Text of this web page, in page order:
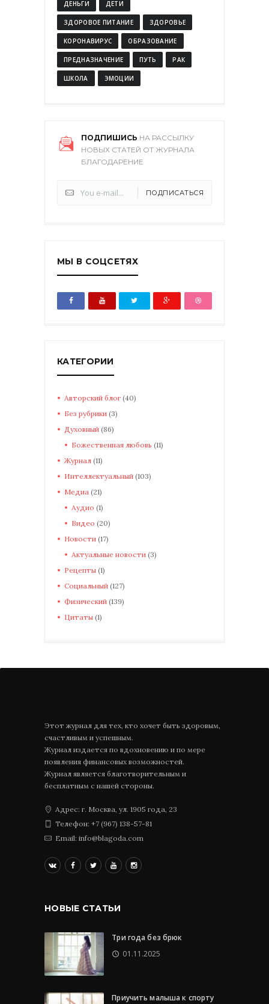
ДЕНЬГИ ДЕТИ
ЗДОРОВОЕ ПИТАНИЕ ЗДОРОВЬЕ
КОРОНАВИРУС ОБРАЗОВАНИЕ
ПРЕДНАЗНАЧЕНИЕ ПУТЬ РАК
ШКОЛА ЭМОЦИИ
ПОДПИШИСЬ НА РАССЫЛКУ
НОВЫХ СТАТЕЙ ОТ ЖУРНАЛА
БЛАГОДАРЕНИЕ
ПОДПИСАТЬСЯ
МЫ В СОЦСЕТЯХ
КАТЕГОРИИ
Авторский блог (40)
Без рубрики (3)
Духовный (86)
Божественная любовь (11)
Журнал (11)
Интеллектуальный (103)
Медиа (21)
Аудио (1)
Видео (20)
Новости (17)
Актуальные новости (3)
Рецепты (1)
Социальный (127)
Физический (139)
Цитаты (1)
Этот журнал для тех, кто хочет быть здоровым,
счастливым и успешным.
Журнал издается по вдохновению и по мере
появления финансовых возможностей.
Журнал является благотворительным и
бесплатным с нашей стороны.
Адрес: г. Москва, ул. 1905 года, 23
Телефон: +7 (967) 138-57-81
Email: info@blagoda.com
НОВЫЕ СТАТЬИ
Три года без брюк
01.11.2025
Приучить малыша к спорту